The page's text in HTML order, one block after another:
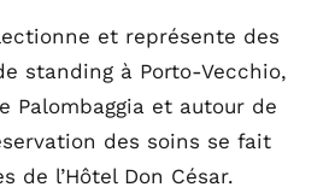
et représente des
standing à Porto-Vecchio,
Palombaggia et autour de
des soins se fait
de l’Hôtel Don César.